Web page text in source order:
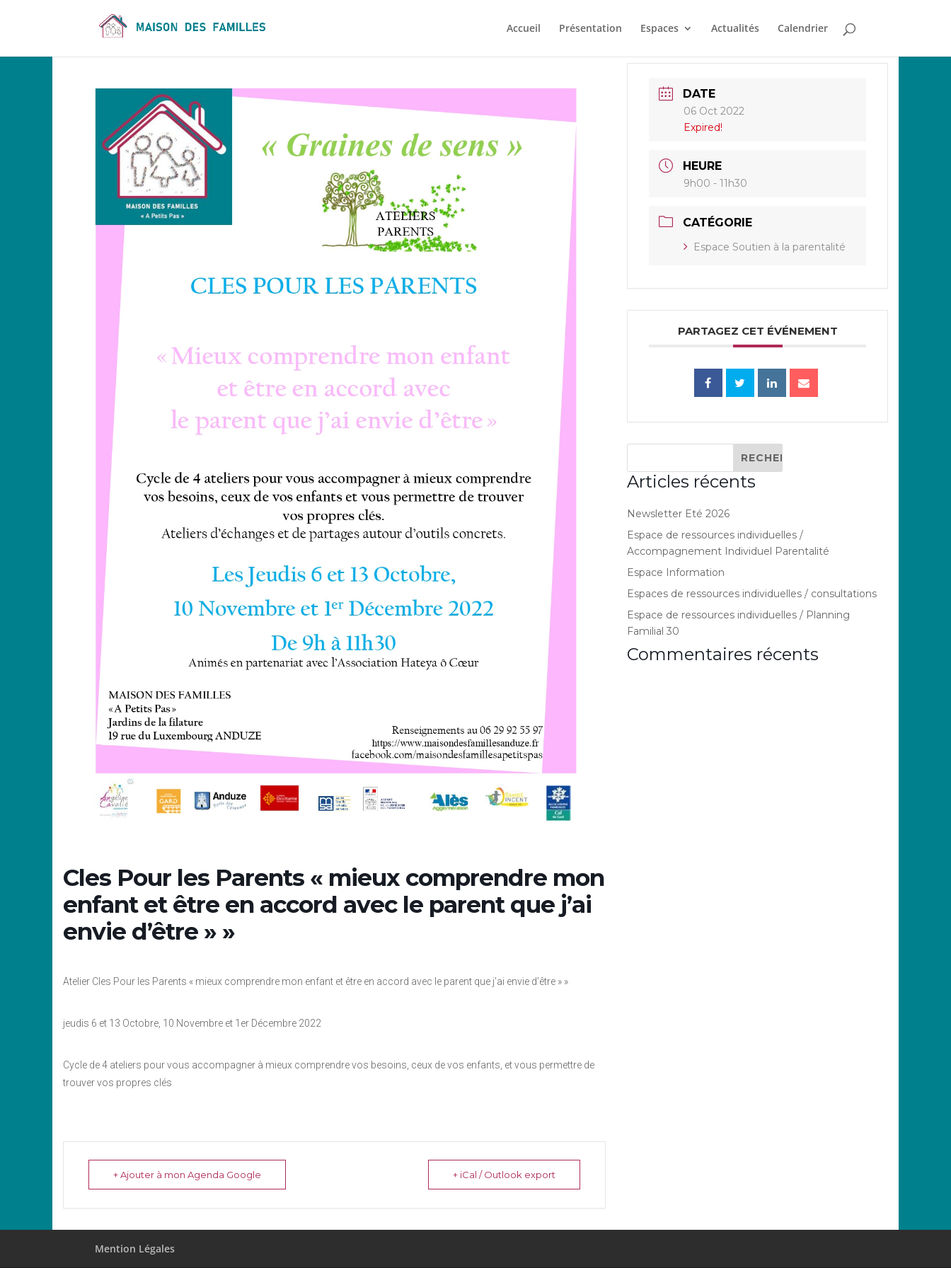
Accueil Présentation Espaces Actualités Calendrier
Cles Pour les Parents « mieux comprendre mon
enfant et être en accord avec le parent que j’ai
envie d’être » »
Atelier Cles Pour les Parents « mieux comprendre mon enfant et être en accord avec le parent que j’ai envie d’être » »
jeudis 6 et 13 Octobre, 10 Novembre et 1er Décembre 2022
Cycle de 4 ateliers pour vous accompagner à mieux comprendre vos besoins, ceux de vos enfants, et vous permettre de
trouver vos propres clés
+ Ajouter à mon Agenda Google + iCal / Outlook export
DATE
06 Oct 2022
Expired!
HEURE
9h00 - 11h30
CATÉGORIE
Espace Soutien à la parentalité
PARTAGEZ CET ÉVÉNEMENT
Articles récents
Newsletter Eté 2026
Espace de ressources individuelles /
Accompagnement Individuel Parentalité
Espace Information
Espaces de ressources individuelles / consultations
Espace de ressources individuelles / Planning
Familial 30
Commentaires récents
Mention Légales